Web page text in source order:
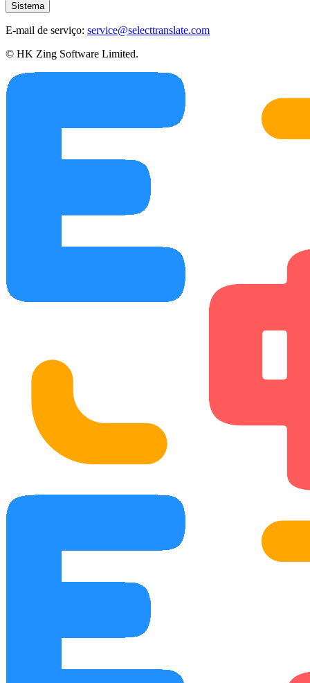
Sistema
E-mail de serviço: service@selecttranslate.com
© HK Zing Software Limited.